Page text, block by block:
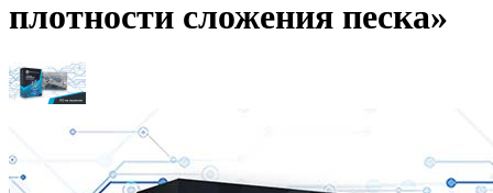
плотности сложения песка»